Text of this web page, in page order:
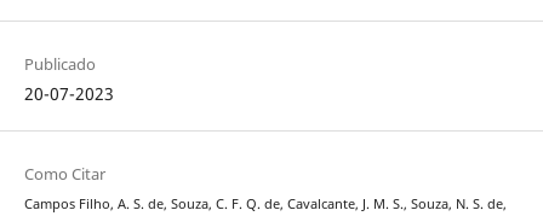
Publicado
20-07-2023
Como Citar
Campos Filho, A. S. de, Souza, C. F. Q. de, Cavalcante, J. M. S., Souza, N. S. de,